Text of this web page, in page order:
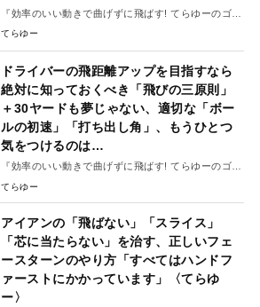
『効率のいい動きで曲げずに飛ばす! てらゆーのゴル
フ飛距離アップ大全』#2
てらゆー
ドライバーの飛距離アップを目指すなら
絶対に知っておくべき「飛びの三原則」
＋30ヤードも夢じゃない、適切な「ボー
ルの初速」「打ち出し角」、もうひとつ
気をつけるのは…
『効率のいい動きで曲げずに飛ばす! てらゆーのゴル
フ飛距離アップ大全』#3
てらゆー
アイアンの「飛ばない」「スライス」
「芯に当たらない」を治す、正しいフェ
ースターンのやり方「すべてはハンドフ
ァーストにかかっています」〈てらゆ
ー〉